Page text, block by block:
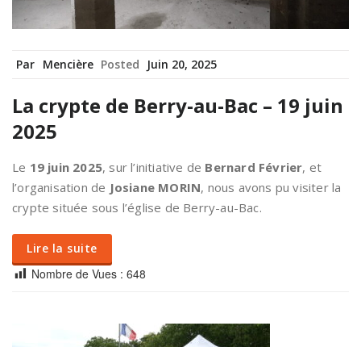
Par Mencière Posted Juin 20, 2025
La crypte de Berry-au-Bac – 19 juin
2025
Le 19 juin 2025, sur l’initiative de Bernard Février, et
l’organisation de Josiane MORIN, nous avons pu visiter la
crypte située sous l’église de Berry-au-Bac.
Lire la suite
Nombre de Vues : 648